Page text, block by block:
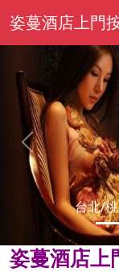
姿蔓酒店上門
Previous
姿蔓酒店上